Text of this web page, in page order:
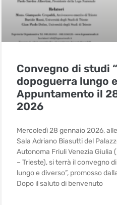
Convegno di studi
dopoguerra lungo
Appuntamento il
2026
Mercoledì 28 gennaio 2026,
Sala Adriano Biasutti del
Autonoma Friuli Venezia Giulia
– Trieste), si terrà il convegno
lungo e diverso”, promosso
Dopo il saluto di benvenuto